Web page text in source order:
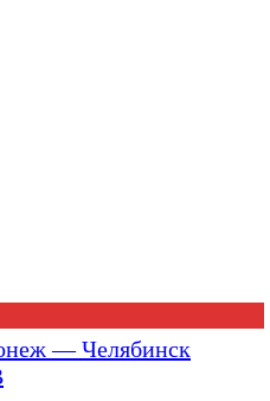
— Челябинск